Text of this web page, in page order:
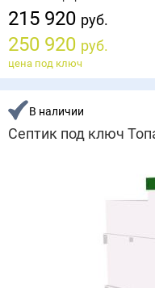
215 920 руб.
250 920 руб.
цена под ключ
В наличии
Септик под ключ